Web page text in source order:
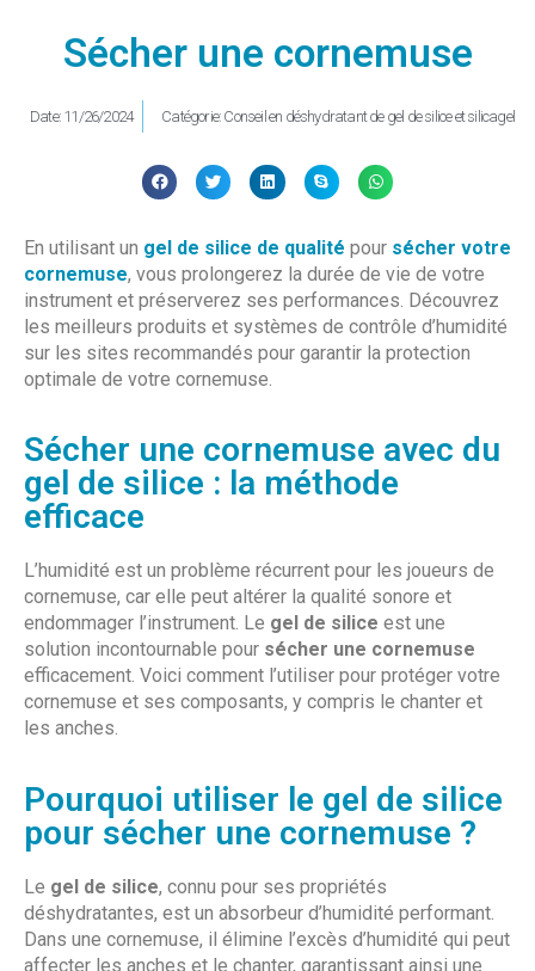
Sécher une cornemuse
Date: 11/26/2024 Catégorie: Conseil en déshydratant de gel de silice et silicagel
En utilisant un gel de silice de qualité pour sécher votre
cornemuse, vous prolongerez la durée de vie de votre
instrument et préserverez ses performances. Découvrez
les meilleurs produits et systèmes de contrôle d’humidité
sur les sites recommandés pour garantir la protection
optimale de votre cornemuse.
Sécher une cornemuse avec du
gel de silice : la méthode
efficace
L’humidité est un problème récurrent pour les joueurs de
cornemuse, car elle peut altérer la qualité sonore et
endommager l’instrument. Le gel de silice est une
solution incontournable pour sécher une cornemuse
efficacement. Voici comment l’utiliser pour protéger votre
cornemuse et ses composants, y compris le chanter et
les anches.
Pourquoi utiliser le gel de silice
pour sécher une cornemuse ?
Le gel de silice, connu pour ses propriétés
déshydratantes, est un absorbeur d’humidité performant.
Dans une cornemuse, il élimine l’excès d’humidité qui peut
affecter les anches et le chanter, garantissant ainsi une